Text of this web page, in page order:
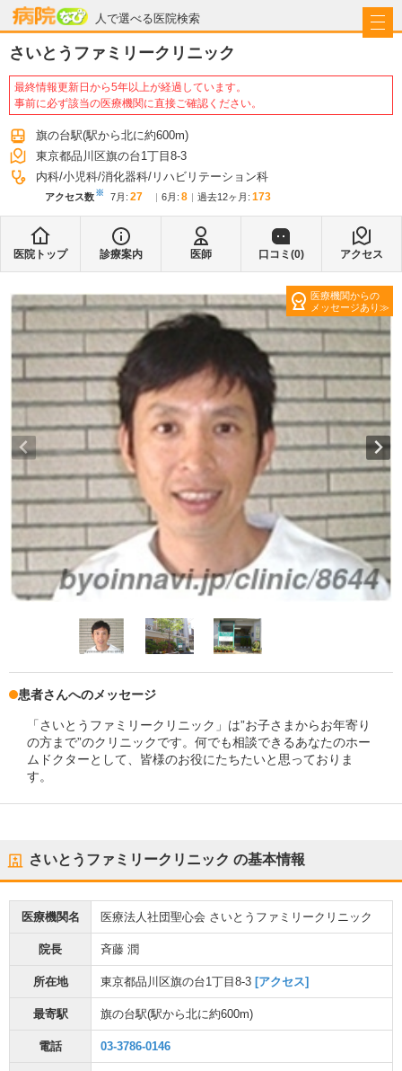
人で選べる医院検索
病院なび
さいとうファミリークリニック
最終情報更新日から5年以上が経過しています。
事前に必ず該当の医療機関に直接ご確認ください。
旗の台駅(駅から北に約600m)
東京都品川区旗の台1丁目8-3
内科 小児科 消化器科 リハビリテーション科
アクセス数※ 7月 : 27 6月 : 8 過去12ヶ月: 173
医院トップ 診療案内 医師 口コミ(0) アクセス
医療機関からの
メッセージあり
患者さんへのメッセージ
「さいとうファミリークリニック」は”お子さまからお年寄り
の方まで”のクリニックです。何でも相談できるあなたのホー
ムドクターとして、皆様のお役にたちたいと思っておりま
す。
さいとうファミリークリニック の基本情報
医療機関名 医療法人社団聖心会 さいとうファミリークリニック
院長 斉藤 潤
所在地 東京都品川区旗の台1丁目8-3 [アクセス]
最寄駅 旗の台駅(駅から北に約600m)
電話 03-3786-0146